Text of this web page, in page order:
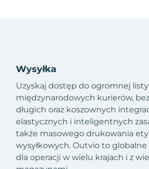
Wysyłka
Uzyskaj dostęp do ogromnej
międzynarodowych kurierów,
długich oraz koszownych
elastycznych i inteligentnych
także masowego drukowania
wysyłkowych. Outvio to globalne
dla operacji w wielu krajach i z